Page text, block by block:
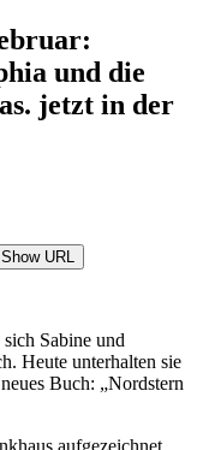
und die
jetzt in der
Show URL
Sabine und
Heute unterhalten sie
Buch: „Nordstern
aufgezeichnet.